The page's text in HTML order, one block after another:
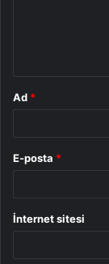
Ad *
E-posta *
İnternet sitesi